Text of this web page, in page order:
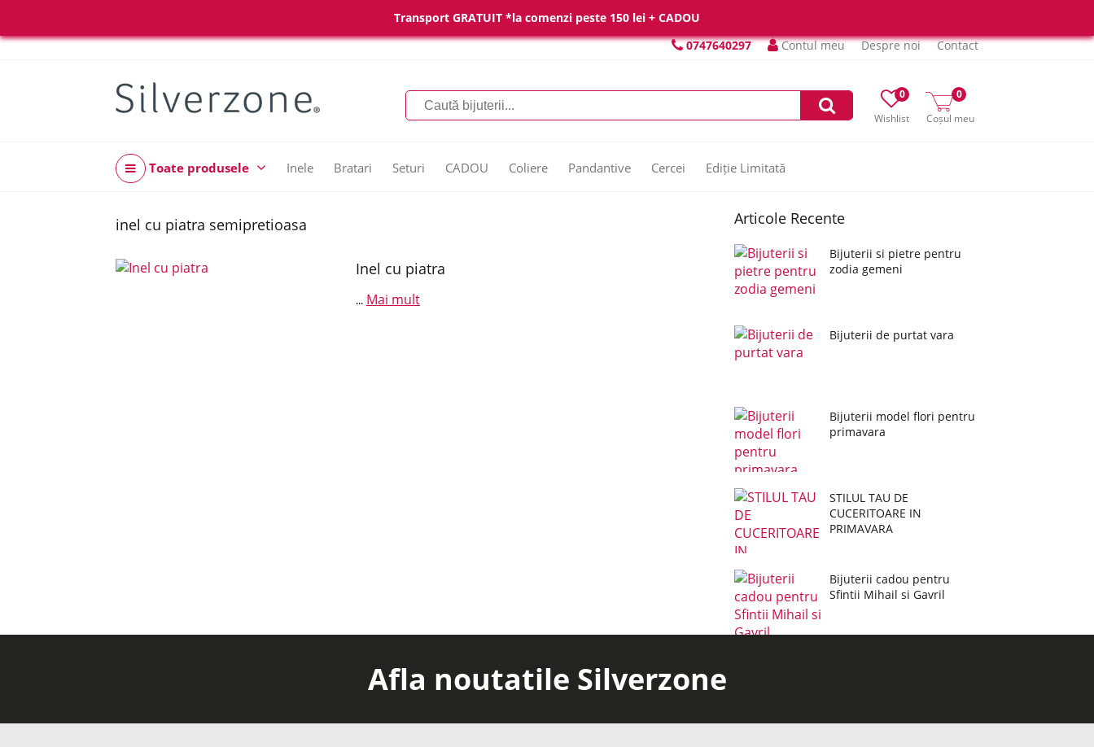
Transport GRATUIT *la comenzi peste 150 lei + CADOU
0747640297
Contul meu Despre noi Contact
Wishlist
0
Coșul meu
0
Toate produsele Inele Bratari Seturi CADOU Coliere Pandantive Cercei Ediție Limitată
inel cu piatra semipretioasa
Inel cu piatra
... Mai mult
Articole Recente
Bijuterii si pietre pentru
zodia gemeni
Bijuterii de purtat vara
Bijuterii model flori pentru
primavara
STILUL TAU DE
CUCERITOARE IN
PRIMAVARA
Bijuterii cadou pentru
Sfintii Mihail si Gavril
Afla noutatile Silverzone